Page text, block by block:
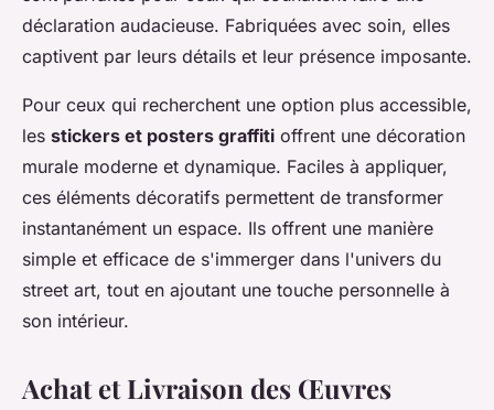
déclaration audacieuse. Fabriquées avec soin, elles
captivent par leurs détails et leur présence imposante.
Pour ceux qui recherchent une option plus accessible,
les stickers et posters graffiti offrent une décoration
murale moderne et dynamique. Faciles à appliquer,
ces éléments décoratifs permettent de transformer
instantanément un espace. Ils offrent une manière
simple et efficace de s'immerger dans l'univers du
street art, tout en ajoutant une touche personnelle à
son intérieur.
Achat et Livraison des Œuvres